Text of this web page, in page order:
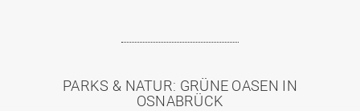
PARKS & NATUR: GRÜNE OASEN IN
OSNABRÜCK